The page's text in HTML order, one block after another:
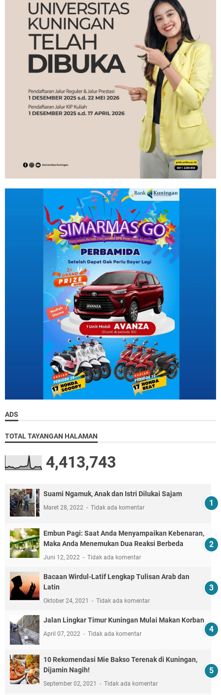
ADS
TOTAL TAYANGAN HALAMAN
4,413,743
Suami Ngamuk, Anak dan Istri Dilukai Sajam
Maret 28, 2022 Tidak ada komentar
Embun Pagi: Saat Anda Menyampaikan Kebenaran,
Maka Anda Menemukan Dua Reaksi Berbeda
Juni 12, 2022 Tidak ada komentar
Bacaan Wirdul-Latif Lengkap Tulisan Arab dan
Latin
Oktober 24, 2021 Tidak ada komentar
Jalan Lingkar Timur Kuningan Mulai Makan Korban
April 07, 2022 Tidak ada komentar
10 Rekomendasi Mie Bakso Terenak di Kuningan,
Dijamin Nagih!
September 02, 2021 Tidak ada komentar